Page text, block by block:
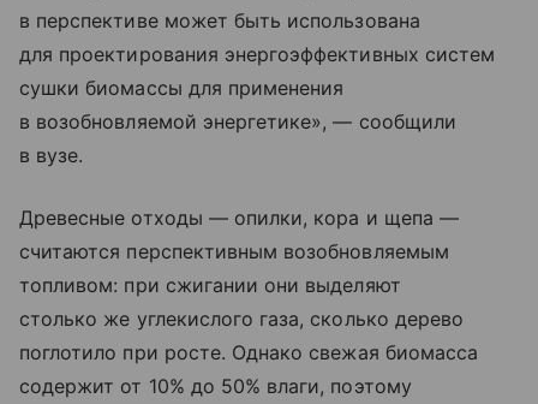
в перспективе может быть использована
для проектирования энергоэффективных систем
сушки биомассы для применения
в возобновляемой энергетике», — сообщили
в вузе.
Древесные отходы — опилки, кора и щепа —
считаются перспективным возобновляемым
топливом: при сжигании они выделяют
столько же углекислого газа, сколько дерево
поглотило при росте. Однако свежая биомасса
содержит от 10% до 50% влаги, поэтому